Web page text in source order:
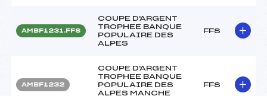
AMBF1231.FFS
COUPE D'ARGENT
TROPHEE BANQUE
POPULAIRE DES
ALPES
FFS
AMBF1232
COUPE D'ARGENT
TROPHEE BANQUE
POPULAIRE DES
ALPES MANCHE
FFS